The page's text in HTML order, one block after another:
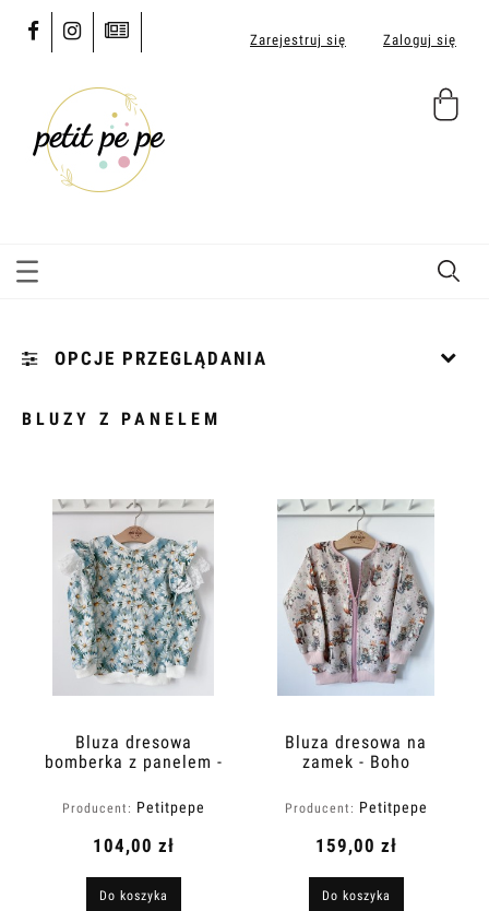
Zarejestruj się Zaloguj się
OPCJE PRZEGLĄDANIA
Kategorie: [...]
Nowość: (wybierz)
Promocja: (wybierz)
BLUZY Z PANELEM
Bluza dresowa
bomberka z panelem -
Producent: Petitpepe
104,00 zł
Do koszyka
Bluza dresowa na
zamek - Boho
Producent: Petitpepe
159,00 zł
Do koszyka